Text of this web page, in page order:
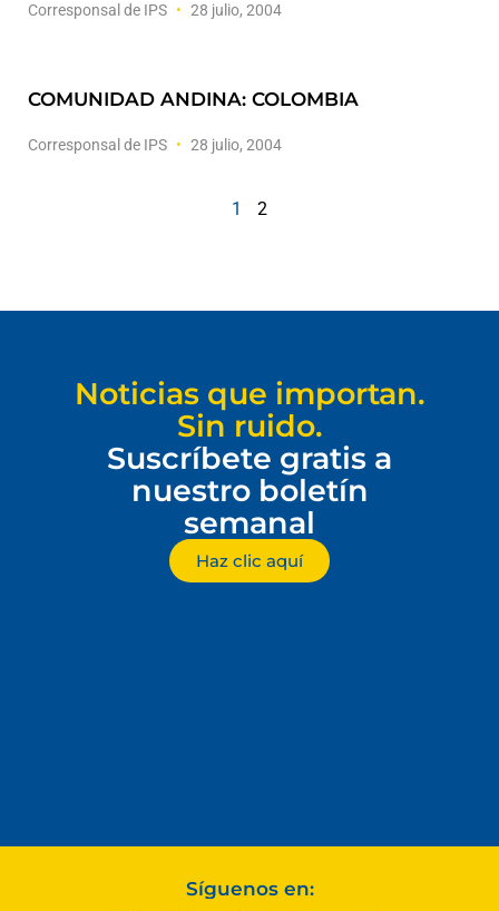
Corresponsal de IPS 28 julio, 2004
COMUNIDAD ANDINA: COLOMBIA
Corresponsal de IPS 28 julio, 2004
1 2
Noticias que importan.
Sin ruido.
Suscríbete gratis a
nuestro boletín
semanal
Haz clic aquí
Síguenos en: